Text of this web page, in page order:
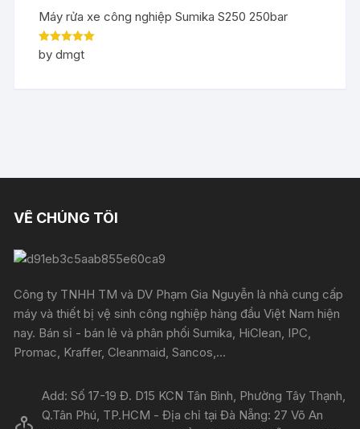
Máy rửa xe công nghiệp Sumika S250 250bar
Rated5out
of 5
by dmgt
VỀ CHÚNG TÔI
Công ty TNHH TM và DV Phạm Gia Nguyễn là nhà cung cấp
máy và thiết bị vệ sinh công nghiệp hàng đầu Việt Nam hiện
nay. Bán sỉ - bán lẻ và phân phối Sumika, HiClean, IPC,
Promac, Kraffer, Cleanmaid, Sancos,...
Add: Số 17-19 Đ. D15 KCN Tân Bình, Phường Tây Thạnh,
Q.Tân Phú, TP.HCM - Địa chỉ tại Đà Nẵng: 27 Võ An